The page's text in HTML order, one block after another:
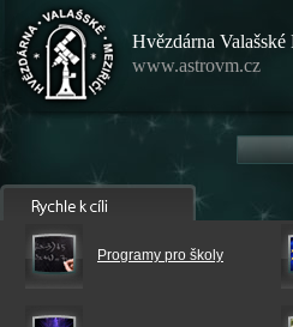
Hvězdárna
www.astrovm.cz
Programy pro školy